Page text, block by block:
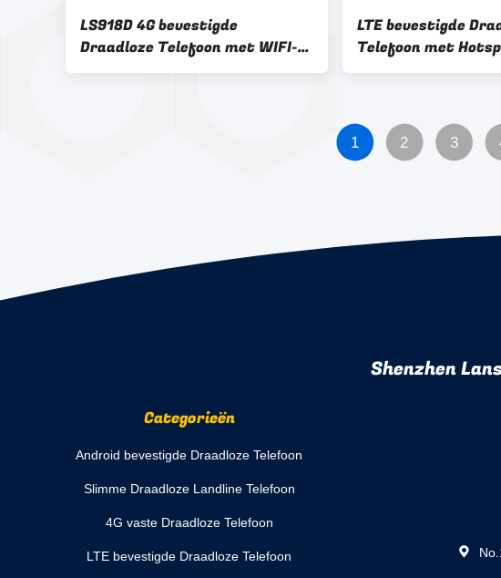
LS918D 4G bevestigde
Draadloze Telefoon met WIFI-
Hotspot Band Dubbel SIM Card
LTE bevestigde
Telefoon met
van de Wekkerfm
1 2 3
Shenzhen
Categorieën
Android bevestigde Draadloze Telefoon
Slimme Draadloze Landline Telefoon
4G vaste Draadloze Telefoon
LTE bevestigde Draadloze Telefoon